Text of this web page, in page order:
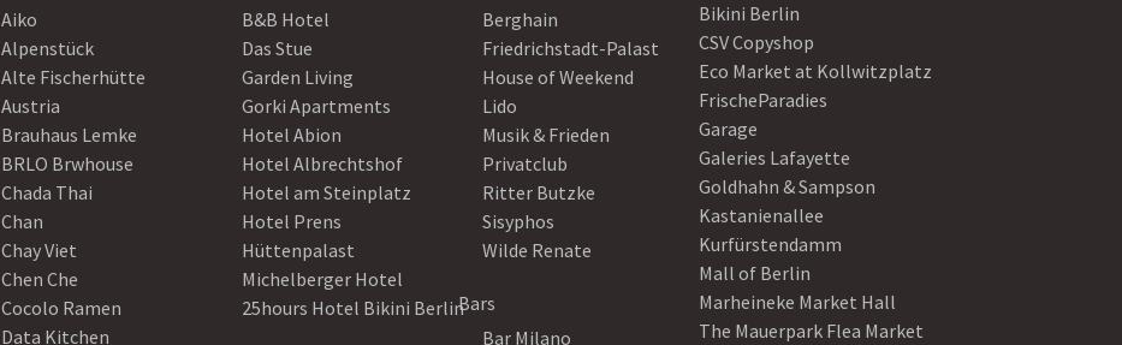
Aiko
Alpenstück
Alte Fischerhütte
Austria
Brauhaus Lemke
BRLO Brwhouse
Chada Thai
Chan
Chay Viet
Chen Che
Cocolo Ramen
Data Kitchen
B&B Hotel
Das Stue
Garden Living
Gorki Apartments
Hotel Abion
Hotel Albrechtshof
Hotel am Steinplatz
Hotel Prens
Hüttenpalast
Michelberger Hotel
25hours Hotel Bikini Berlin
Berghain
Friedrichstadt-Palast
House of Weekend
Lido
Musik & Frieden
Privatclub
Ritter Butzke
Sisyphos
Wilde Renate
Bars
Bar Milano
Bikini Berlin
CSV Copyshop
Eco Market at Kollwitzplatz
FrischeParadies
Garage
Galeries Lafayette
Goldhahn & Sampson
Kastanienallee
Kurfürstendamm
Mall of Berlin
Marheineke Market Hall
The Mauerpark Flea Market